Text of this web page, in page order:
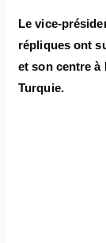
Le vice-
répliques ont
et son centre à
Turquie.